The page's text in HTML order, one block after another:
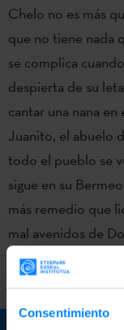
Consentimiento
Chelo no es más
que no tiene nada
se complica
despierta de su
cantar una nana
Juanito, el abuelo
todo el pueblo se
sigue en su
más remedio que
mal avenidos de
Inés, la siempre